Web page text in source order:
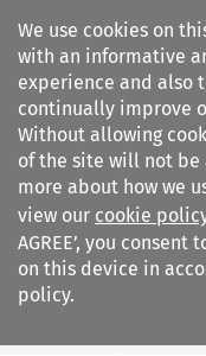
We use cookies on
with an informative
experience and also
continually improve
Without allowing
of the site will not be
more about how we
view our cookie
AGREE’, you consent
on this device in
policy.
European Review
Law